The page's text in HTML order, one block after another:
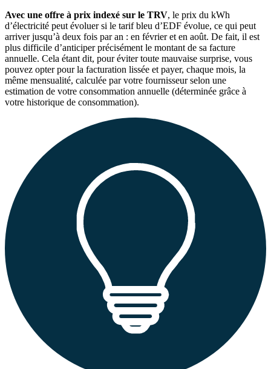
Avec une offre à prix indexé sur le TRV, le prix du kWh
d’électricité peut évoluer si le tarif bleu d’EDF évolue, ce qui peut
arriver jusqu’à deux fois par an : en février et en août. De fait, il est
plus difficile d’anticiper précisément le montant de sa facture
annuelle. Cela étant dit, pour éviter toute mauvaise surprise, vous
pouvez opter pour la facturation lissée et payer, chaque mois, la
même mensualité, calculée par votre fournisseur selon une
estimation de votre consommation annuelle (déterminée grâce à
votre historique de consommation).